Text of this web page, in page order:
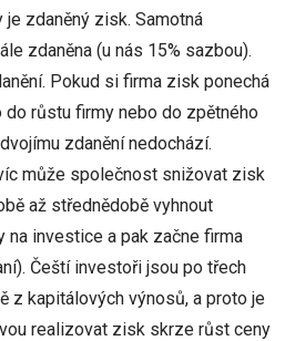
zdaněný zisk. Samotná
zdaněna (u nás 15% sazbou).
Pokud si firma zisk ponechá
růstu firmy nebo do zpětného
zdanění nedochází.
může společnost snižovat zisk
až střednědobě vyhnout
na investice a pak začne firma
Čeští investoři jsou po třech
z kapitálových výnosů, a proto je
realizovat zisk skrze růst ceny